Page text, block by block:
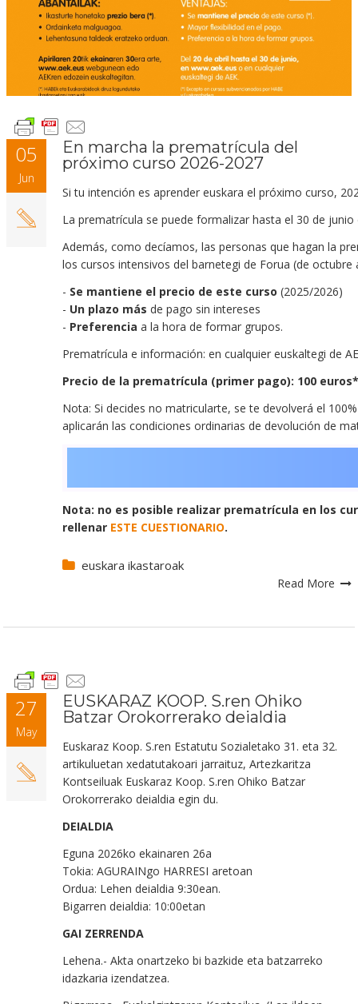
05
Jun
En marcha la prematrícula del
próximo curso 2026-2027
Si tu intención es aprender euskara el próximo curso,
La prematrícula se puede formalizar hasta el 30 de
Además, como decíamos, las personas que hagan la
los cursos intensivos del barnetegi de Forua (de octubre
- Se mantiene el precio de este curso (2025/2026)
- Un plazo más de pago sin intereses
- Preferencia a la hora de formar grupos.
Prematrícula e información: en cualquier euskaltegi de
Precio de la prematrícula (primer pago): 100
Nota: Si decides no matricularte, se te devolverá el
aplicarán las condiciones ordinarias de devolución de
Nota: no es posible realizar prematrícula en los
rellenar ESTE CUESTIONARIO.
euskara ikastaroak
Read More
27
May
EUSKARAZ KOOP. S.ren Ohiko
Batzar Orokorrerako deialdia
Euskaraz Koop. S.ren Estatutu Sozialetako 31. eta 32.
artikuluetan xedatutakoari jarraituz, Artezkaritza
Kontseiluak Euskaraz Koop. S.ren Ohiko Batzar
Orokorrerako deialdia egin du.
DEIALDIA
Eguna 2026ko ekainaren 26a
Tokia: AGURAINgo HARRESI aretoan
Ordua: Lehen deialdia 9:30ean.
Bigarren deialdia: 10:00etan
GAI ZERRENDA
Lehena.- Akta onartzeko bi bazkide eta batzarreko
idazkaria izendatzea.